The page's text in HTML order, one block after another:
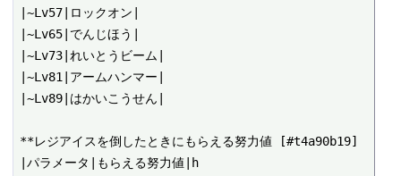
|~Lv57|ロックオン|
|~Lv65|でんじほう|
|~Lv73|れいとうビーム|
|~Lv81|アームハンマー|
|~Lv89|はかいこうせん|
**レジアイスを倒したときにもらえる努力値 [#t4a90b19]
|パラメータ|もらえる努力値|h